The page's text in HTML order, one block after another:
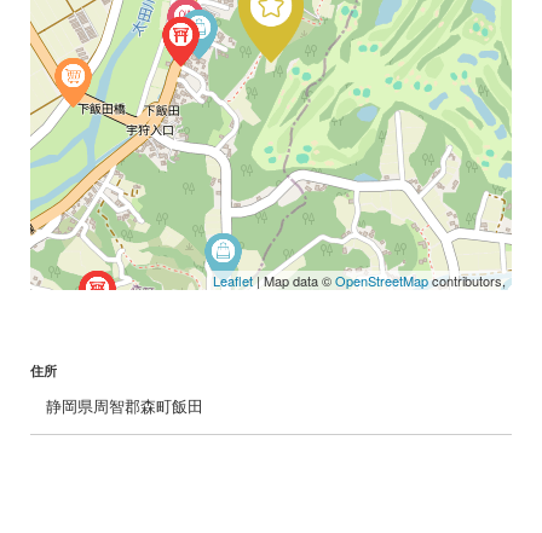
Leaflet| Map data ©OpenStreetMapcontributors,
住所
静岡県周智郡森町飯田